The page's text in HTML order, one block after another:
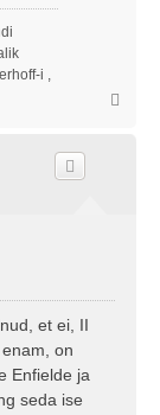
i ,
et ei, II
on
Enfielde ja
seda ise